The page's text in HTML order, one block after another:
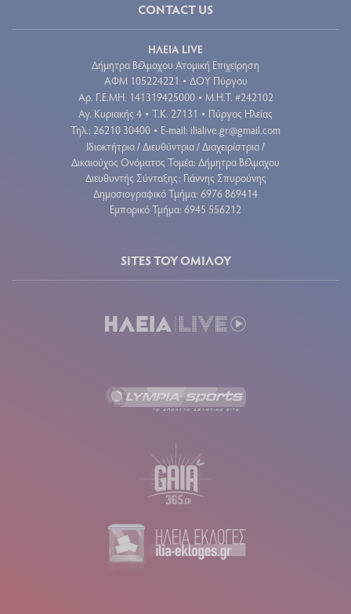
CONTACT US
ΗΛΕΙΑ LIVE
Δήμητρα Βέλμαχου Ατομική Επιχείρηση
ΑΦΜ 105224221 • ΔΟΥ Πύργου
Aρ. Γ.Ε.ΜΗ. 141319425000 • Μ.Η.Τ. #242102
Αγ. Κυριακής 4 • Τ.Κ. 27131 • Πύργος Ηλείας
Τηλ.: 26210 30400 • E-mail: ilialive.gr@gmail.com
Ιδιοκτήτρια / Διευθύντρια / Διαχειρίστρια /
Δικαιούχος Ονόματος Τομέα: Δήμητρα Βέλμαχου
Διευθυντής Σύνταξης: Γιάννης Σπυρούνης
Δημοσιογραφικό Τμήμα: 6976 869414
Εμπορικό Τμήμα: 6945 556212
SITES ΤΟΥ ΟΜΙΛΟΥ